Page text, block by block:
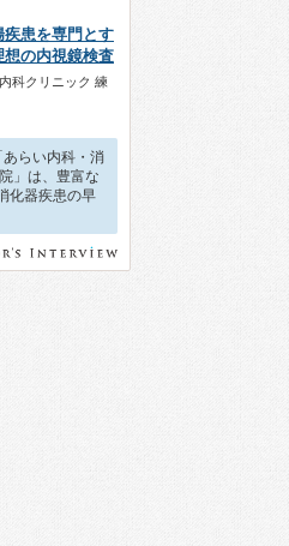
疾患を専門とす
想の内視鏡検査
科クリニック 練
らい内科・消
」は、豊富な
化器疾患の早